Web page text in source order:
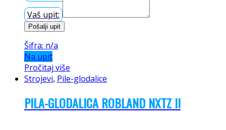
Vaš upit:
Pošalji upit
Šifra: n/a
Na upit
Pročitaj više
Strojevi, Pile-glodalice
PILA-GLODALICA ROBLAND NXTZ II